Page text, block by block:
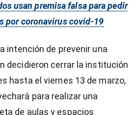
usan premisa falsa para pedir
por coronavirus covid-19
intención de prevenir una
decidieron cerrar la institución
hasta el viernes 13 de marzo,
para realizar una
de aulas y espacios